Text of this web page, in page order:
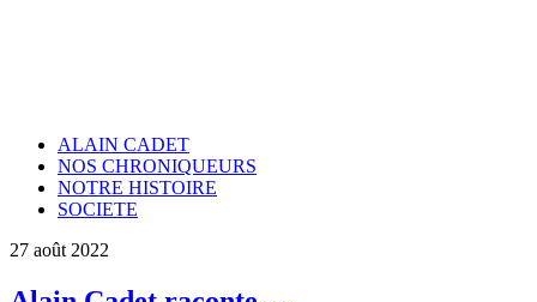
ALAIN CADET
NOS CHRONIQUEURS
NOTRE HISTOIRE
SOCIETE
27 août 2022